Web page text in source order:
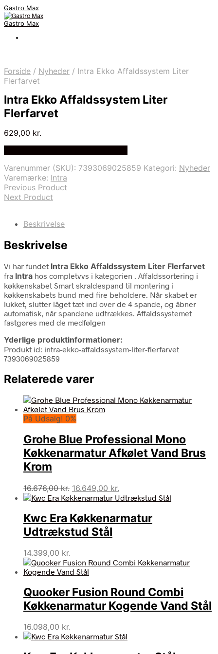
Gastro Max
Gastro Max
Forside / Nyheder / Intra Ekko Affaldssystem Liter
Flerfarvet
Intra Ekko Affaldssystem Liter
Flerfarvet
629,00 kr.
Varenummer (SKU): 7393069025859 Kategori: Nyheder
Varemærke: Intra
Previous Product
Next Product
Beskrivelse
Beskrivelse
Vi har fundet Intra Ekko Affaldssystem Liter Flerfarvet
fra Intra hos completvvs i kategorien . Affaldssortering i
køkkenskabet Smart skraldespand til montering i
køkkenskabets bund med fire beholdere. Når skabet er
lukket, slutter låget tæt ind over de 4 spande, og åbner
automatisk, når spandene udtrækkes. Affaldssystemet
fastgøres med de medfølgen
Yderlige produktinformationer:
Produkt id: intra-ekko-affaldssystem-liter-flerfarvet
7393069025859
Relaterede varer
På Udsalg! 0%
Grohe Blue Professional Mono
Køkkenarmatur Afkølet Vand Brus
Krom
16.676,00kr. Den
oprindelige
var:
16.676,00 kr..
16.649,00 kr.
aktuelle
er:
16.649,00 kr..
Kwc Era Køkkenarmatur
Udtrækstud Stål
14.399,00 kr.
Quooker Fusion Round Combi
Køkkenarmatur Kogende Vand Stål
16.098,00 kr.